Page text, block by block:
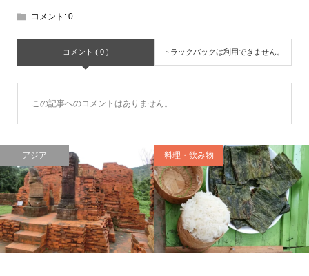
コメント: 0
コメント ( 0 ) トラックバックは利用できません。
この記事へのコメントはありません。
アジア 料理・飲み物